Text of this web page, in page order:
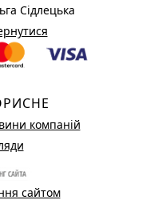
Сідлецька
компаній
сайтом